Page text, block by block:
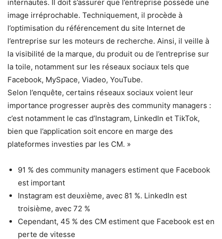
internautes. Il doit s’assurer que l’entreprise possède une
image irréprochable. Techniquement, il procède à
l’optimisation du référencement du site Internet de
l’entreprise sur les moteurs de recherche. Ainsi, il veille à
la visibilité de la marque, du produit ou de l’entreprise sur
la toile, notamment sur les réseaux sociaux tels que
Facebook, MySpace, Viadeo, YouTube.
Selon l’enquête, certains réseaux sociaux voient leur
importance progresser auprès des community managers :
c’est notamment le cas d’Instagram, LinkedIn et TikTok,
bien que l’application soit encore en marge des
plateformes investies par les CM. »
91 % des community managers estiment que Facebook
est important
Instagram est deuxième, avec 81 %. LinkedIn est
troisième, avec 72 %
Cependant, 45 % des CM estiment que Facebook est en
perte de vitesse